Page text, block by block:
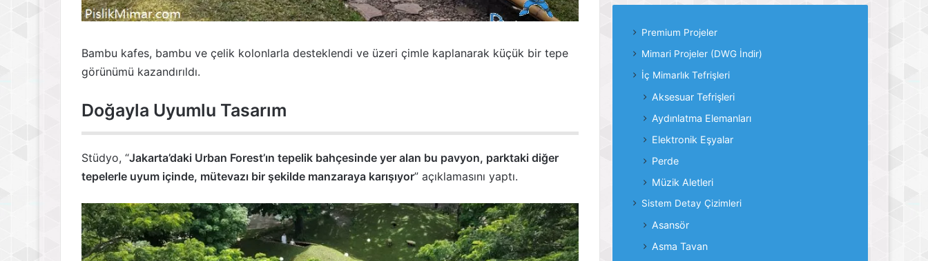
Bambu kafes, bambu ve çelik kolonlarla desteklendi ve üzeri çimle kaplanarak küçük bir tepe
görünümü kazandırıldı.
Doğayla Uyumlu Tasarım
Stüdyo, “Jakarta’daki Urban Forest’ın tepelik bahçesinde yer alan bu pavyon, parktaki diğer
tepelerle uyum içinde, mütevazı bir şekilde manzaraya karışıyor” açıklamasını yaptı.
Premium Projeler
Mimari Projeler (DWG İndir)
İç Mimarlık Tefrişleri
Aksesuar Tefrişleri
Aydınlatma Elemanları
Elektronik Eşyalar
Perde
Müzik Aletleri
Sistem Detay Çizimleri
Asansör
Asma Tavan